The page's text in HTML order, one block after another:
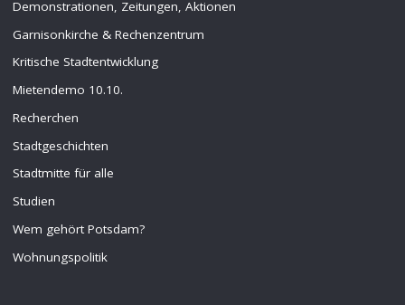
Demonstrationen, Zeitungen, Aktionen
Garnisonkirche & Rechenzentrum
Kritische Stadtentwicklung
Mietendemo 10.10.
Recherchen
Stadtgeschichten
Stadtmitte für alle
Studien
Wem gehört Potsdam?
Wohnungspolitik